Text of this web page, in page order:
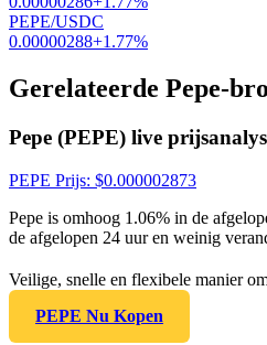
PEPE/USDC
0.00000288+1.77%
Gerelateerde Pepe-
Pepe (PEPE) live
PEPE Prijs: $0.000002873
Pepe is omhoog 1.06% in de
de afgelopen 24 uur en weinig
Veilige, snelle en flexibele manier
PEPE Nu Kopen